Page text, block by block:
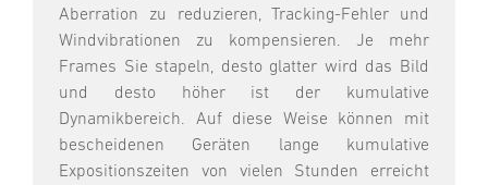
Aberration zu reduzieren, Tracking-Fehler und
Windvibrationen zu kompensieren. Je mehr
Frames Sie stapeln, desto glatter wird das Bild
und desto höher ist der kumulative
Dynamikbereich. Auf diese Weise können mit
bescheidenen Geräten lange kumulative
Expositionszeiten von vielen Stunden erreicht